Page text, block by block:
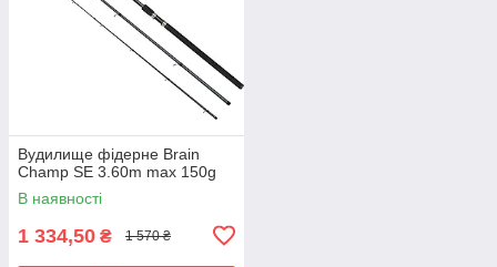
Вудилище фідерне Brain
Champ SE 3.60m max 150g
В наявності
1 334,50 ₴ 1 570 ₴